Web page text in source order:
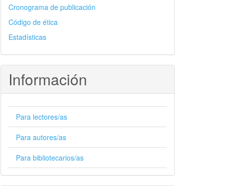
Cronograma de publicación
Código de ética
Estadísticas
Información
Para lectores/as
Para autores/as
Para bibliotecarios/as